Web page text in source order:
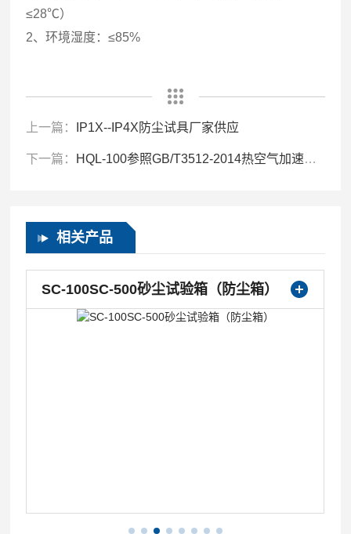
≤28℃）
2、环境湿度：≤85%
上一篇： IP1X--IP4X防尘试具厂家供应
下一篇： HQL-100参照GB/T3512-2014热空气加速老化试验箱
相关产品
SC-100SC-500砂尘试验箱（防尘箱）